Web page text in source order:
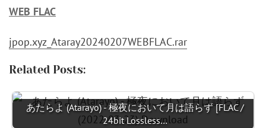
WEB FLAC
jpop.xyz_Ataray20240207WEBFLAC.rar
Related Posts:
あたらよ (Atarayo) - 極夜において月は語らず [FLAC /
24bit Lossless…